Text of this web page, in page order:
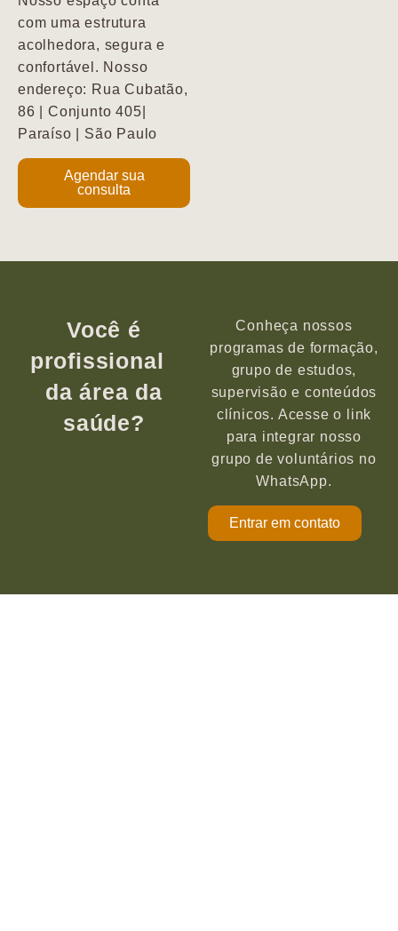
com uma estrutura
acolhedora, segura e
confortável. Nosso
endereço: Rua Cubatão,
86 | Conjunto 405|
Paraíso | São Paulo
Agendar sua
consulta
Você é
profissional
da área da
saúde?
Conheça nossos
programas de formação,
grupo de estudos,
supervisão e conteúdos
clínicos. Acesse o link
para integrar nosso
grupo de voluntários no
WhatsApp.
Entrar em contato